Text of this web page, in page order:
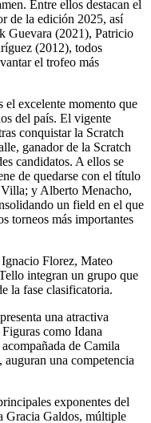
Entre ellos destacan el
de la edición 2025, así
Guevara (2021), Patricio
(2012), todos
el trofeo más
el excelente momento que
del país. El vigente
conquistar la Scratch
ganador de la Scratch
candidatos. A ellos se
de quedarse con el título
y Alberto Menacho,
un field en el que
torneos más importantes
Florez, Mateo
integran un grupo que
la fase clasificatoria.
una atractiva
como Idana
de Camila
una competencia
exponentes del
Gracia Galdos, múltiple